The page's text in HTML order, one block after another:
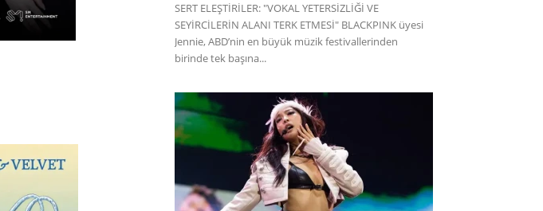
SERT ELEŞTİRİLER: "VOKAL YETERSİZLİĞİ VE
SEYİRCİLERİN ALANI TERK ETMESİ" BLACKPINK üyesi
Jennie, ABD’nin en büyük müzik festivallerinden
birinde tek başına...